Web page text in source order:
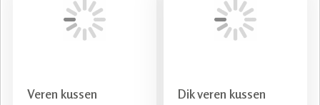
Veren kussen Dik veren kussen